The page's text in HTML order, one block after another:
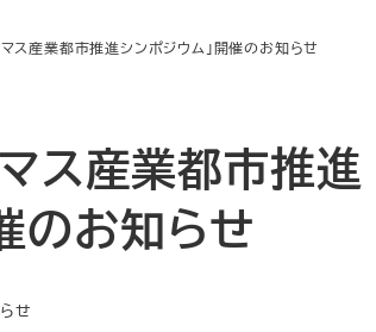
マス産業都市推進シンポジウム」開催のお知らせ
マス産業都市推進
のお知らせ
せ